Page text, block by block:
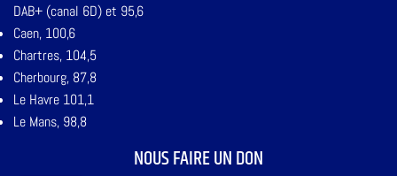
DAB+ (canal 6D) et 95,6
Caen, 100,6
Chartres, 104,5
Cherbourg, 87,8
Le Havre 101,1
Le Mans, 98,8
NOUS FAIRE UN DON